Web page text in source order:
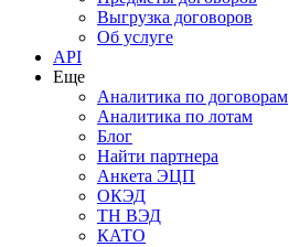
Выгрузка договоров
Об услуге
API
Еще
Аналитика по договорам
Аналитика по лотам
Блог
Найти партнера
Анкета ЭЦП
ОКЭД
ТН ВЭД
КАТО